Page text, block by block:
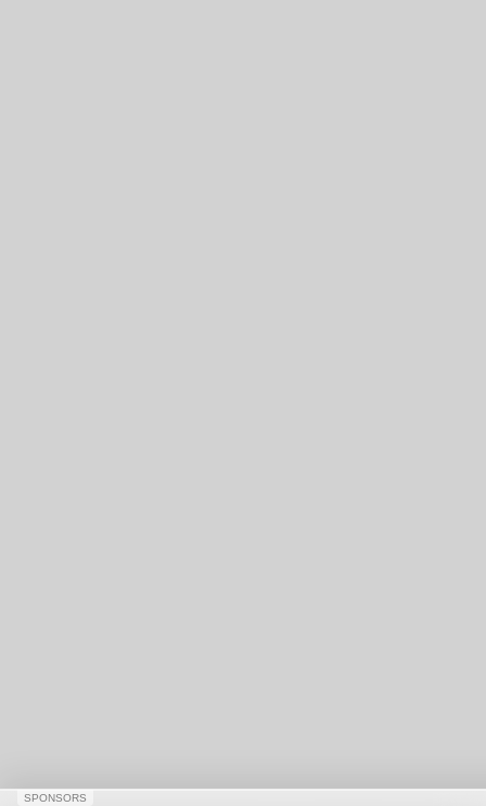
SPONSORS